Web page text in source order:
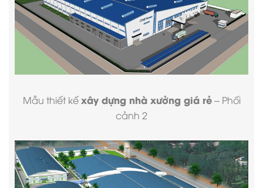
Mẫu thiết kếxây dựng nhà xưởng giá rẻ– Phối
cảnh 2